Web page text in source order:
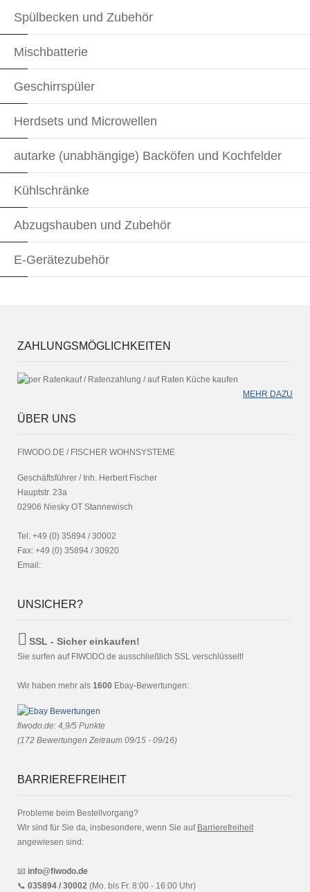
Spülbecken und Zubehör
Mischbatterie
Geschirrspüler
Herdsets und Microwellen
autarke (unabhängige) Backöfen und Kochfelder
Kühlschränke
Abzugshauben und Zubehör
E-Gerätezubehör
ZAHLUNGSMÖGLICHKEITEN
MEHR DAZU
ÜBER UNS
FIWODO.DE / FISCHER WOHNSYSTEME
Geschäftsführer / Inh. Herbert Fischer
Hauptstr. 23a
02906 Niesky OT Stannewisch
Tel: +49 (0) 35894 / 30002
Fax: +49 (0) 35894 / 30920
Email:
UNSICHER?
SSL - Sicher einkaufen!
Sie surfen auf FIWODO.de ausschließlich SSL verschlüsselt!
Wir haben mehr als 1600 Ebay-Bewertungen:
fiwodo.de: 4,9/5 Punkte
(172 Bewertungen Zeitraum 09/15 - 09/16)
BARRIEREFREIHEIT
Probleme beim Bestellvorgang?
Wir sind für Sie da, insbesondere, wenn Sie auf Barrierefreiheit
angewiesen sind:
📧 info@fiwodo.de
📞 035894 / 30002 (Mo. bis Fr. 8:00 - 16:00 Uhr)